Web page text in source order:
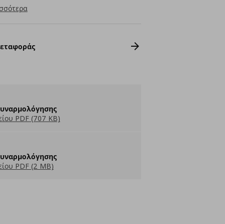
PDF (707 KB)
PDF (2 MB)